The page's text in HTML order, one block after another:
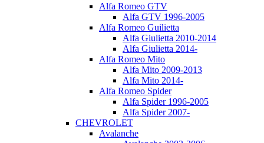
Alfa Romeo GTV
Alfa GTV 1996-2005
Alfa Romeo Guilietta
Alfa Giulietta 2010-2014
Alfa Giulietta 2014-
Alfa Romeo Mito
Alfa Mito 2009-2013
Alfa Mito 2014-
Alfa Romeo Spider
Alfa Spider 1996-2005
Alfa Spider 2007-
CHEVROLET
Avalanche